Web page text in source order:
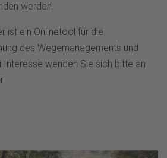
werden.
ist ein Onlinetool für die
des Wegemanagements und
Interesse wenden Sie sich bitte an